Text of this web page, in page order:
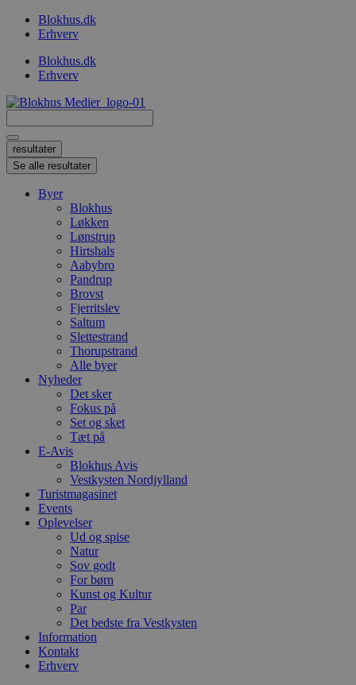
VidereBlokhus.dk
Erhverv
Blokhus.dk
Erhverv
...
resultater
Se alle resultater
Byer
Blokhus
Løkken
Lønstrup
Hirtshals
Aabybro
Pandrup
Brovst
Fjerritslev
Saltum
Slettestrand
Thorupstrand
Alle byer
Nyheder
Det sker
Fokus på
Set og sket
Tæt på
E-Avis
Blokhus Avis
Vestkysten Nordjylland
Turistmagasinet
Events
Oplevelser
Ud og spise
Natur
Sov godt
For børn
Kunst og Kultur
Par
Det bedste fra Vestkysten
Information
Kontakt
Erhverv